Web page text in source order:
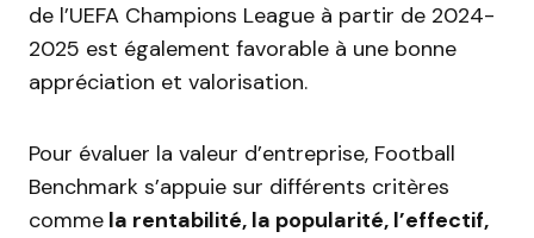
de l’UEFA Champions League à partir de 2024-
2025 est également favorable à une bonne
appréciation et valorisation.
Pour évaluer la valeur d’entreprise, Football
Benchmark s’appuie sur différents critères
comme la rentabilité, la popularité, l’effectif,